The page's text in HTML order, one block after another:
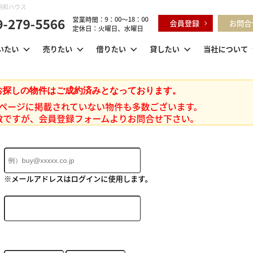
ハウス
279-5566
営業時間：9：00～18：00
定休日：火曜日、水曜日
会員登録 お問
たい 売りたい 借りたい 貸したい 当社について
探しの物件はご成約済みとなっております。
ージに掲載されていない物件も多数ございます。
すが、会員登録フォームよりお問合せ下さい。
※メールアドレスはログインに使用します。